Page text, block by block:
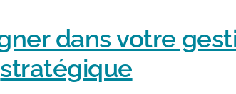
dans votre
stratégique